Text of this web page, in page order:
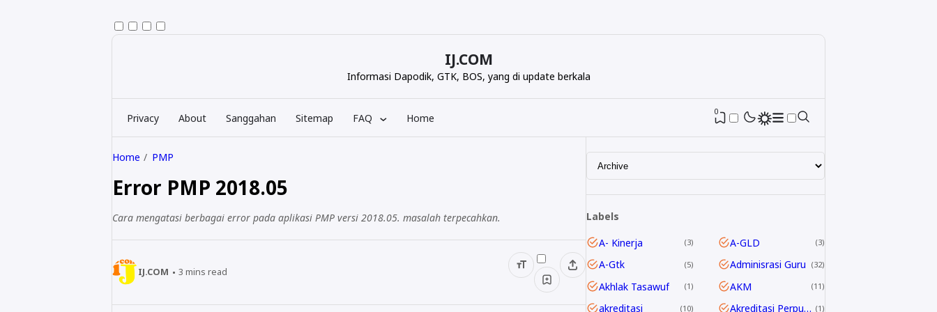
IJ.COM
Informasi Dapodik, GTK, BOS, yang di update berkala
Privacy About Sanggahan Sitemap FAQ Home 0
Home PMP
Error PMP 2018.05
Cara mengatasi berbagai error pada aplikasi PMP versi 2018.05. masalah terpecahkan.
IJ.COM 3 mins read
Labels
A- Kinerja
3 A-GLD 3
A-Gtk 5 Adminisrasi Guru 32
Akhlak Tasawuf 1 AKM 11
akreditasi 10 Akreditasi Perpustakaan 1